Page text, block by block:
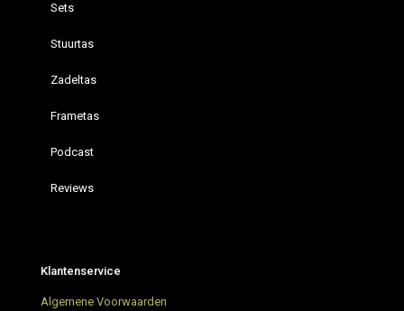
Sets
Stuurtas
Zadeltas
Frametas
Podcast
Reviews
AGU Venture Extreme Green Bikepacking tassen
Klantenservice
Algemene Voorwaarden